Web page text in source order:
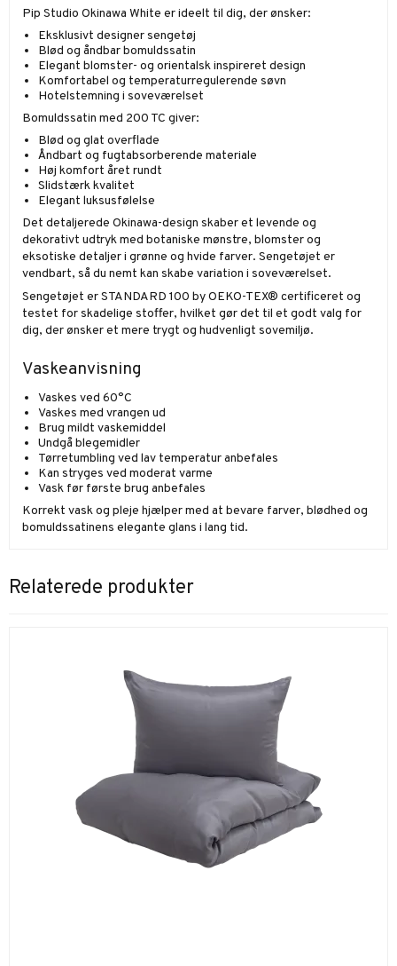
Pip Studio Okinawa White er ideelt til dig, der ønsker:
Eksklusivt designer sengetøj
Blød og åndbar bomuldssatin
Elegant blomster- og orientalsk inspireret design
Komfortabel og temperaturregulerende søvn
Hotelstemning i soveværelset
Bomuldssatin med 200 TC giver:
Blød og glat overflade
Åndbart og fugtabsorberende materiale
Høj komfort året rundt
Slidstærk kvalitet
Elegant luksusfølelse
Det detaljerede Okinawa-design skaber et levende og
dekorativt udtryk med botaniske mønstre, blomster og
eksotiske detaljer i grønne og hvide farver. Sengetøjet er
vendbart, så du nemt kan skabe variation i soveværelset.
Sengetøjet er STANDARD 100 by OEKO-TEX® certificeret og
testet for skadelige stoffer, hvilket gør det til et godt valg for
dig, der ønsker et mere trygt og hudvenligt sovemiljø.
Vaskeanvisning
Vaskes ved 60°C
Vaskes med vrangen ud
Brug mildt vaskemiddel
Undgå blegemidler
Tørretumbling ved lav temperatur anbefales
Kan stryges ved moderat varme
Vask før første brug anbefales
Korrekt vask og pleje hjælper med at bevare farver, blødhed og
bomuldssatinens elegante glans i lang tid.
Relaterede produkter